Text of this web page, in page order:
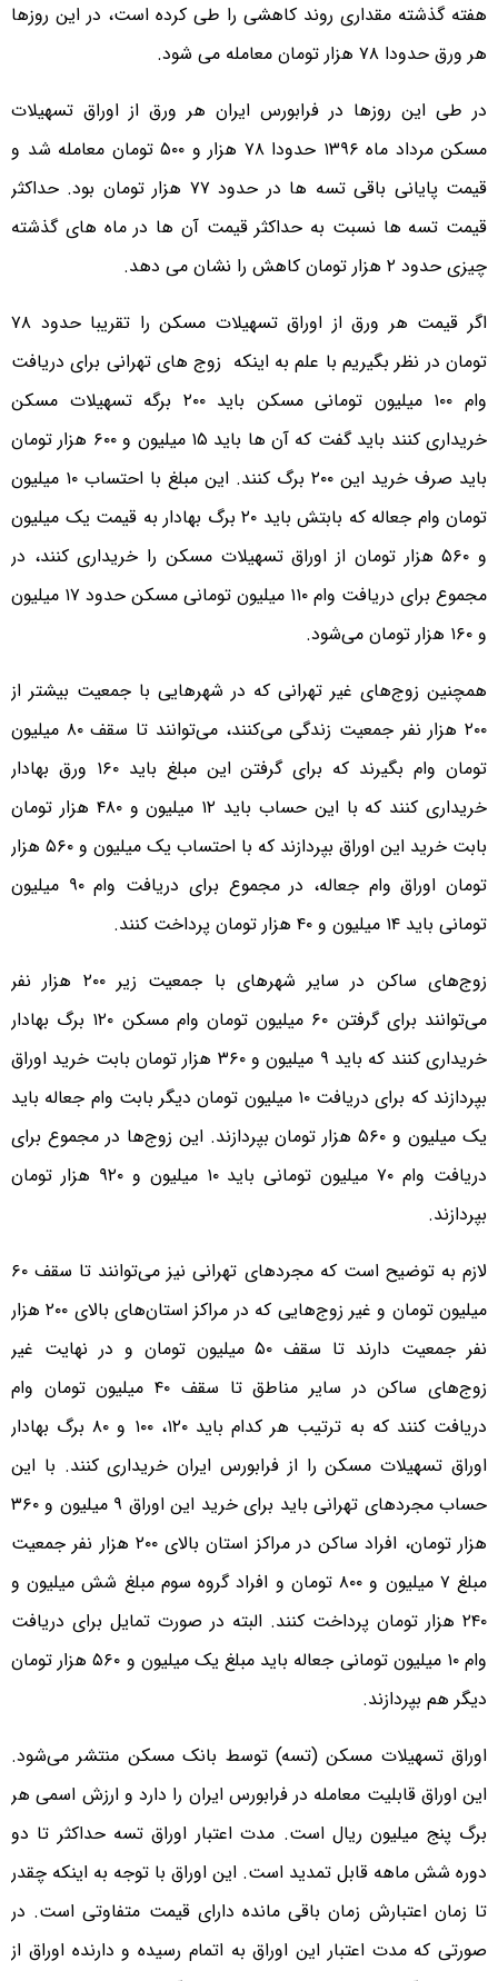
هفته گذشته مقداری روند کاهشی را طی کرده است، در این روزها
هر ورق حدودا ۷۸ هزار تومان معامله می شود.
در طی این روزها در فرابورس ایران هر ورق از اوراق تسهیلات
مسکن مرداد ماه ۱۳۹۶ حدودا ۷۸ هزار و ۵۰۰ تومان معامله شد و
قیمت پایانی باقی تسه ها در حدود ۷۷ هزار تومان بود. حداکثر
قیمت تسه ها نسبت به حداکثر قیمت آن ها در ماه های گذشته
چیزی حدود ۲ هزار تومان کاهش را نشان می دهد.
اگر قیمت هر ورق از اوراق تسهیلات مسکن را تقریبا حدود ۷۸
تومان در نظر بگیریم با علم به اینکه زوج های تهرانی برای دریافت
وام ۱۰۰ میلیون تومانی مسکن باید ۲۰۰ برگه تسهیلات مسکن
خریداری کنند باید گفت که آن ها باید ۱۵ میلیون و ۶۰۰ هزار تومان
باید صرف خرید این ۲۰۰ برگ کنند. این مبلغ با احتساب ۱۰ میلیون
تومان وام جعاله که بابتش باید ۲۰ برگ بهادار به قیمت یک میلیون
و ۵۶۰ هزار تومان از اوراق تسهیلات مسکن را خریداری کنند، در
مجموع برای دریافت وام ۱۱۰ میلیون تومانی مسکن حدود ۱۷ میلیون
و ۱۶۰ هزار تومان‌ می‌شود.
همچنین زوج‌های غیر تهرانی که در شهرهایی با جمعیت بیشتر از
۲۰۰ هزار نفر جمعیت زندگی می‌کنند، می‌توانند تا سقف ۸۰ میلیون
تومان وام بگیرند که برای گرفتن این مبلغ باید ۱۶۰ ورق بهادار
خریداری کنند که با این حساب باید ۱۲ میلیون و ۴۸۰ هزار تومان
بابت خرید این اوراق بپردازند که با احتساب یک میلیون و ۵۶۰ هزار
تومان اوراق وام جعاله، در مجموع برای دریافت وام ۹۰ میلیون
تومانی باید ۱۴ میلیون و ۴۰ هزار تومان پرداخت کنند.
زوج‌های ساکن در سایر شهرهای با جمعیت زیر ۲۰۰ هزار نفر
می‌توانند برای گرفتن ۶۰ میلیون تومان وام مسکن ۱۲۰ برگ بهادار
خریداری کنند که باید ۹ میلیون و ۳۶۰ هزار تومان بابت خرید اوراق
بپردازند که برای دریافت ۱۰ میلیون تومان دیگر بابت وام جعاله باید
یک میلیون و ۵۶۰ هزار تومان بپردازند. این زوج‌ها در مجموع برای
دریافت وام ۷۰ میلیون تومانی باید ۱۰ میلیون و ۹۲۰ هزار تومان
بپردازند.
لازم به توضیح است که مجردهای تهرانی نیز می‌توانند تا سقف ۶۰
میلیون تومان و غیر زوج‌هایی که در مراکز استان‌های بالای ۲۰۰ هزار
نفر جمعیت دارند تا سقف ۵۰ میلیون تومان و در نهایت غیر
زوج‌های ساکن در سایر مناطق تا سقف ۴۰ میلیون تومان وام
دریافت کنند که به ترتیب هر کدام باید ۱۲۰، ۱۰۰ و ۸۰ برگ بهادار
اوراق تسهیلات مسکن را از فرابورس ایران خریداری کنند. با این
حساب مجردهای تهرانی باید برای خرید این اوراق ۹ میلیون و ۳۶۰
هزار تومان، افراد ساکن در مراکز استان بالای ۲۰۰ هزار نفر جمعیت
مبلغ ۷ میلیون و ۸۰۰ تومان و افراد گروه سوم مبلغ شش میلیون و
۲۴۰ هزار تومان پرداخت کنند. البته در صورت تمایل برای دریافت
وام ۱۰ میلیون تومانی جعاله باید مبلغ یک میلیون و ۵۶۰ هزار تومان
دیگر هم بپردازند.
اوراق تسهیلات مسکن (تسه) توسط بانک مسکن منتشر می‌شود.
این اوراق قابلیت معامله در فرابورس ایران را دارد و ارزش اسمی هر
برگ پنج میلیون ریال است. مدت اعتبار اوراق تسه حداکثر تا دو
دوره شش ماهه قابل تمدید است. این اوراق با توجه به اینکه چقدر
تا زمان اعتبارش زمان باقی مانده دارای قیمت متفاوتی است. در
صورتی که مدت اعتبار این اوراق به اتمام رسیده و دارنده اوراق از